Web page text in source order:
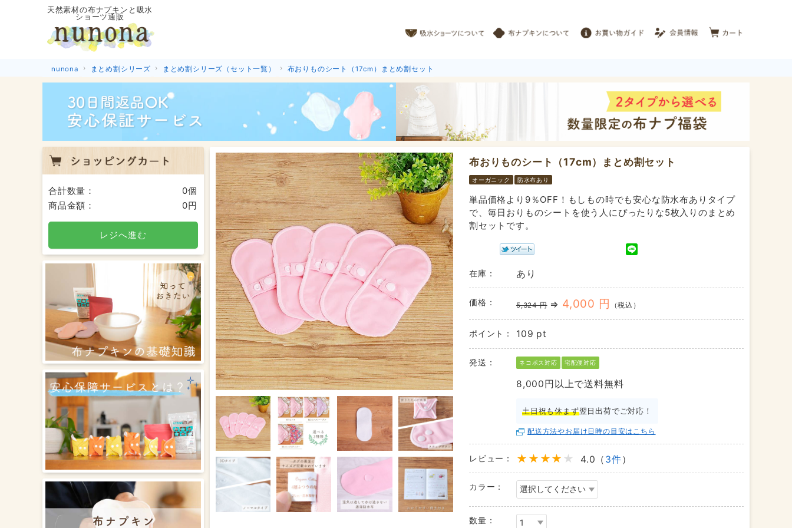
天然素材の布ナプキンと吸水
ショーツ通販
nunona まとめ割シリーズ まとめ割シリーズ（セット一覧） 布おりものシート（17cm）まとめ割セット
布おりものシート（17cm）まとめ割セット
オーガニック 防水布あり
単品価格より9％OFF！もしもの時でも安心な防水布ありタイプ
で、毎日おりものシートを使う人にぴったりな5枚入りのまとめ
割セットです。
在庫： あり
価格： 5,324 円⇒ 4,000 円 （税込）
ポイント： 109 pt
発送： ネコポス対応 宅配便対応
8,000円以上で送料無料
土日祝も休まず翌日出荷でご対応！
配送方法やお届け日時の目安はこちら
レビュー： 4.0（ 3件）
カラー：
数量：
合計数量：
0個
商品金額：
0円
レジへ進む